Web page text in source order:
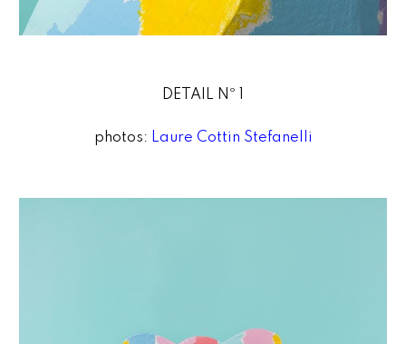
DETAIL Nº 1
photos: Laure Cottin Stefanelli